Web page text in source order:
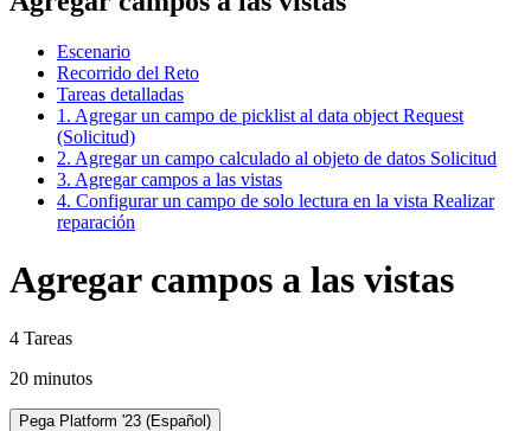
Escenario
Recorrido del Reto
Tareas detalladas
1. Agregar un campo de picklist al data object Request
(Solicitud)
2. Agregar un campo calculado al objeto de datos Solicitud
3. Agregar campos a las vistas
4. Configurar un campo de solo lectura en la vista Realizar
reparación
Agregar campos a las vistas
4 Tareas
20 minutos
Pega Platform '23 (Español)